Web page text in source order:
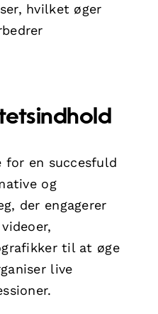
hvilket øger
for en succesfuld
og
der engagerer
til at øge
live